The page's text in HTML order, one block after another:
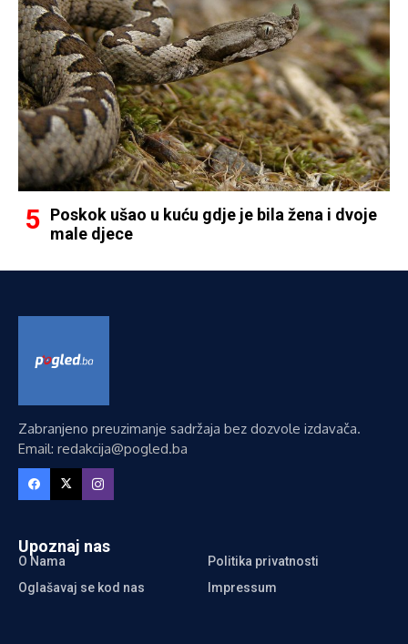
Poskok ušao u kuću gdje je bila žena i dvoje
male djece
Zabranjeno preuzimanje sadržaja bez dozvole izdavača.
Email: redakcija@pogled.ba
Upoznaj nas
O Nama
Politika privatnosti
Oglašavaj se kod nas
Impressum